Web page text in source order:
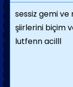
sessiz gemi
şiirlerini biçim
lutfenn acilll